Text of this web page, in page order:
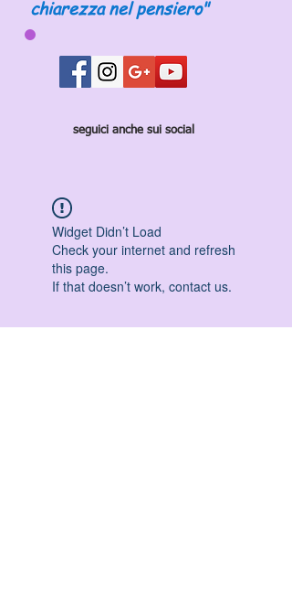
chiarezza nel pensiero"
seguici anche sui social
Widget Didn’t Load
Check your internet and refresh
this page.
If that doesn’t work, contact us.